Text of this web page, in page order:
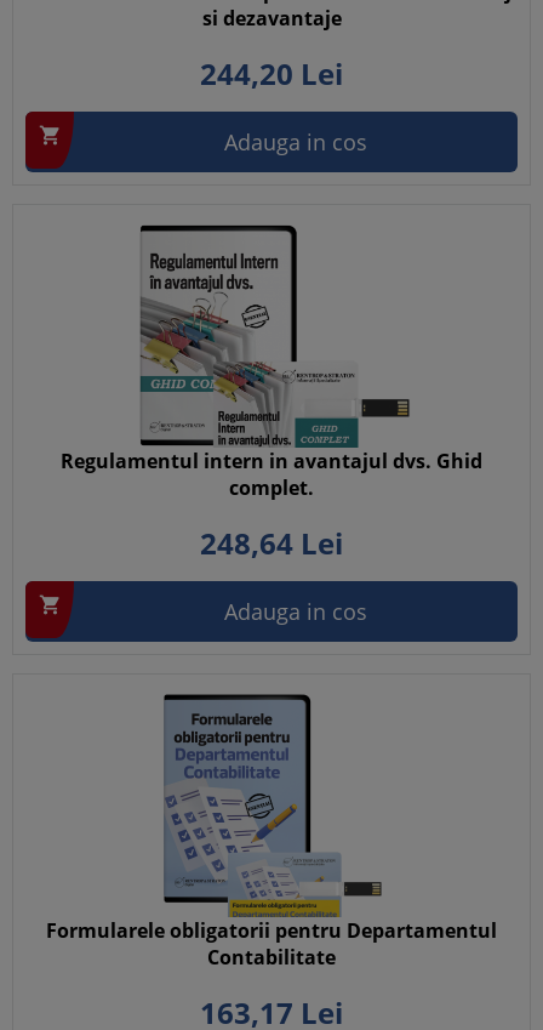
si dezavantaje
244,20 Lei
 Adauga in cos
Regulamentul intern in avantajul dvs. Ghid
complet.
248,64 Lei
 Adauga in cos
Formularele obligatorii pentru Departamentul
Contabilitate
163,17 Lei